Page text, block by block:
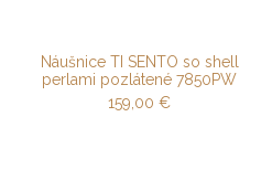
Náušnice TI SENTO so shell
perlami pozlátené 7850PW
159,00€